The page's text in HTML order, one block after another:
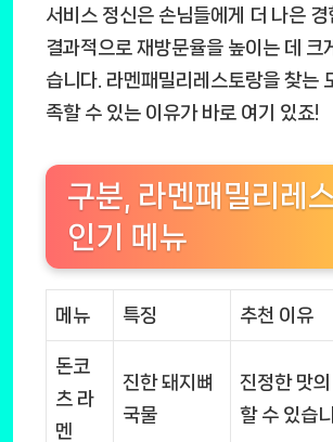
서비스 정신은 손님들에게 더 나은 경
결과적으로 재방문율을 높이는 데 크
습니다. 라멘패밀리레스토랑을 찾는
족할 수 있는 이유가 바로 여기 있죠!
구분, 라멘패밀리레
인기 메뉴
메뉴 특징 추천 이유
돈코
츠 라
멘
진한 돼지뼈
국물
진정한 맛
할 수 있습